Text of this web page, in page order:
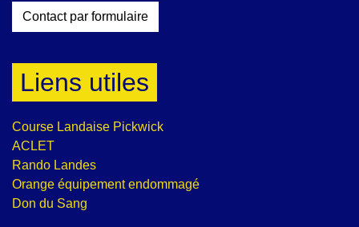
Contact par formulaire
Liens utiles
Course Landaise Pickwick
ACLET
Rando Landes
Orange équipement endommagé
Don du Sang